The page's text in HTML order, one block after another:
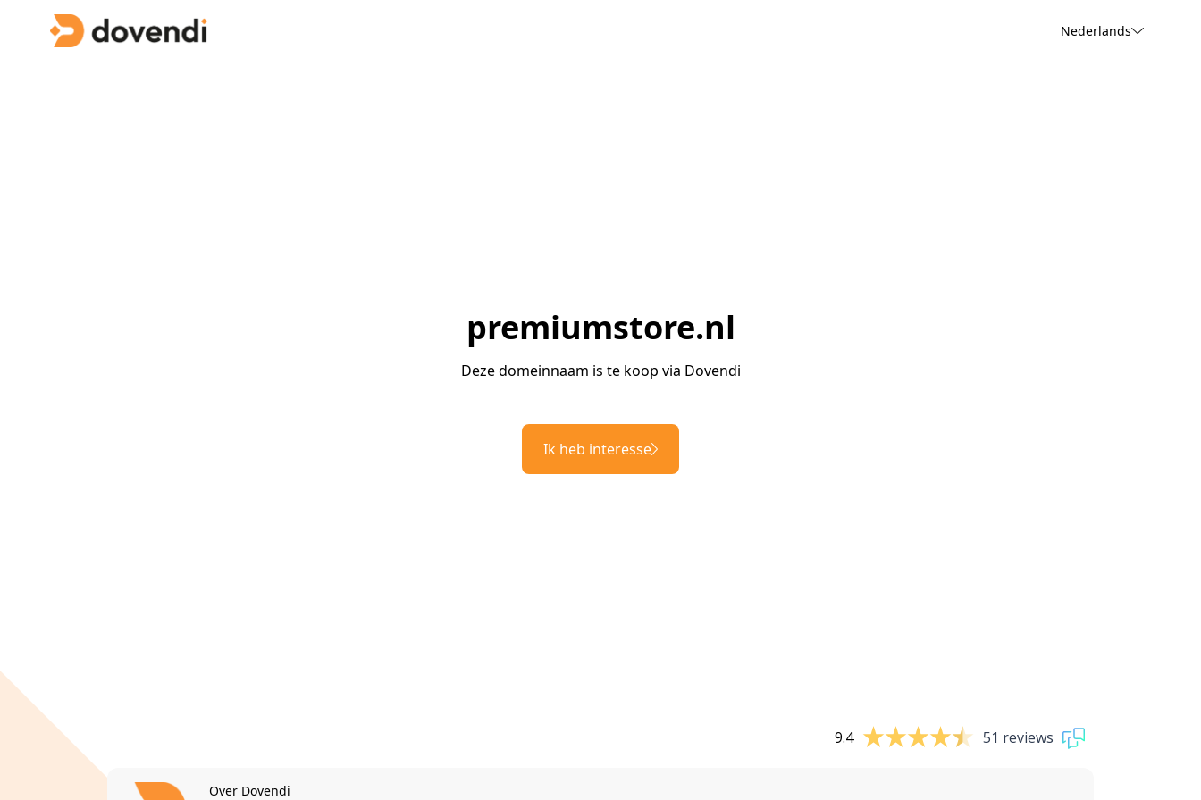
Nederlands
premiumstore.nl
Deze domeinnaam is te koop via Dovendi
Ik heb interesse
9.4 51 reviews
Over Dovendi